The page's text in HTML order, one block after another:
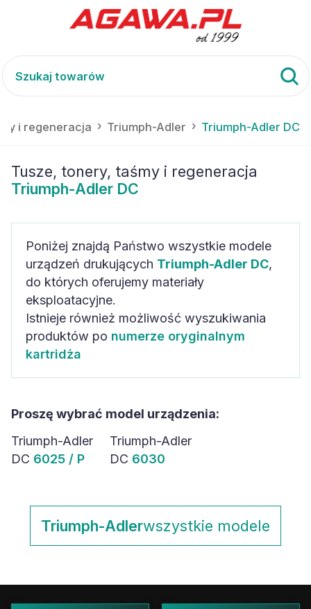
i regeneracja Triumph-Adler Triumph-Adler DC
Tusze, tonery, taśmy i regeneracja
Triumph-Adler DC
Poniżej znajdą Państwo wszystkie modele
urządzeń drukujących Triumph-Adler DC,
do których oferujemy materiały
eksploatacyjne.
Istnieje również możliwość wyszukiwania
produktów po numerze oryginalnym
kartridża
Proszę wybrać model urządzenia:
Triumph-Adler
DC 6025 / P
Triumph-Adler
DC 6030
Triumph-Adlerwszystkie modele